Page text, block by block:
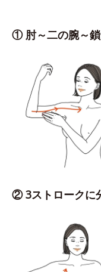
① 肘～二の腕～
② 3ストロークに